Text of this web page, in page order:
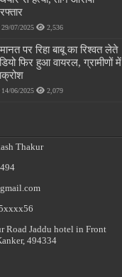
29/07/2025 2,536
पर रिहा बाबू का रिश्वत लेते
फिर हुआ वायरल, ग्रामीणों में
14/06/2025 2,079
Thakur
Road Jaddu hotel in Front
494334